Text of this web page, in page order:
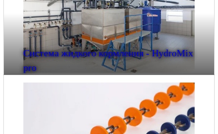
Система жидкого кормления - HydroMix
pro